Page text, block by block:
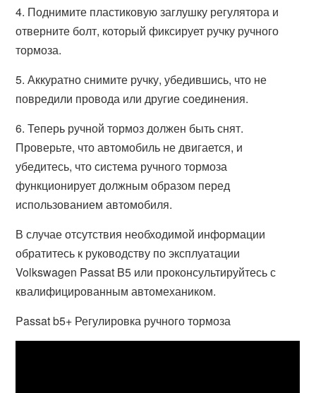
4. Поднимите пластиковую заглушку регулятора и
отверните болт, который фиксирует ручку ручного
тормоза.
5. Аккуратно снимите ручку, убедившись, что не
повредили провода или другие соединения.
6. Теперь ручной тормоз должен быть снят.
Проверьте, что автомобиль не двигается, и
убедитесь, что система ручного тормоза
функционирует должным образом перед
использованием автомобиля.
В случае отсутствия необходимой информации
обратитесь к руководству по эксплуатации
Volkswagen Passat B5 или проконсультируйтесь с
квалифицированным автомехаником.
Passat b5+ Регулировка ручного тормоза